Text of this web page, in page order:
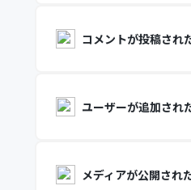
コメントが投稿され
ユーザーが追加され
メディアが公開され